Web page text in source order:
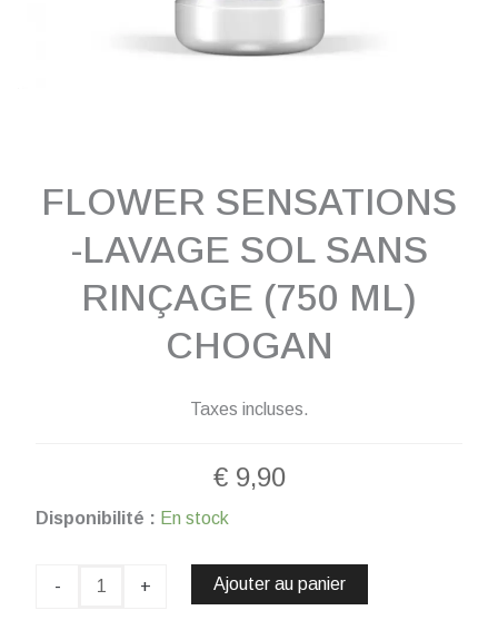
FLOWER SENSATIONS
-LAVAGE SOL SANS
RINÇAGE (750 ML)
CHOGAN
Taxes incluses.
€9,90
Disponibilité : En stock
-
quantité
SENSATIONS
+ Ajouter au panier